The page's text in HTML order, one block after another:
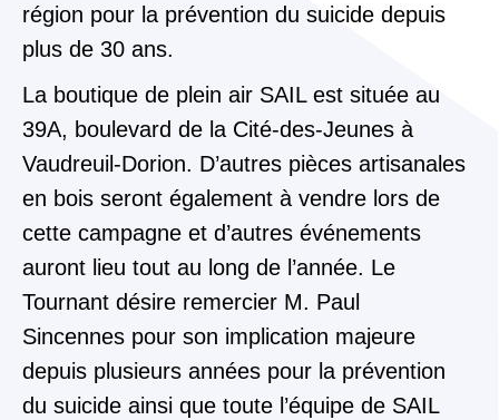
région pour la prévention du suicide depuis
plus de 30 ans.
La boutique de plein air SAIL est située au
39A, boulevard de la Cité-des-Jeunes à
Vaudreuil-Dorion. D’autres pièces artisanales
en bois seront également à vendre lors de
cette campagne et d’autres événements
auront lieu tout au long de l’année. Le
Tournant désire remercier M. Paul
Sincennes pour son implication majeure
depuis plusieurs années pour la prévention
du suicide ainsi que toute l’équipe de SAIL